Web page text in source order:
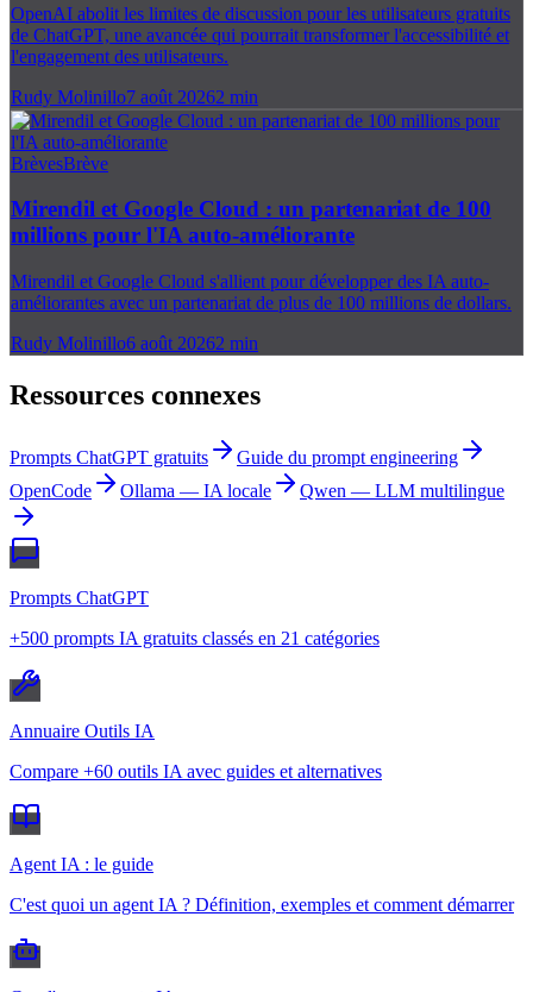
OpenAI abolit les limites de discussion pour les utilisateurs gratuits
de ChatGPT, une avancée qui pourrait transformer l'accessibilité et
l'engagement des utilisateurs.
Rudy Molinillo7 août 20262 min
BrèvesBrève
Mirendil et Google Cloud : un partenariat de 100
millions pour l'IA auto-améliorante
Mirendil et Google Cloud s'allient pour développer des IA auto-
améliorantes avec un partenariat de plus de 100 millions de dollars.
Rudy Molinillo6 août 20262 min
Ressources connexes
Prompts ChatGPT gratuits
Guide du prompt engineering
OpenCode
Ollama — IA locale Qwen — LLM multilingue
Prompts ChatGPT
+500 prompts IA gratuits classés en 21 catégories
Annuaire Outils IA
Compare +60 outils IA avec guides et alternatives
Agent IA : le guide
C'est quoi un agent IA ? Définition, exemples et comment démarrer